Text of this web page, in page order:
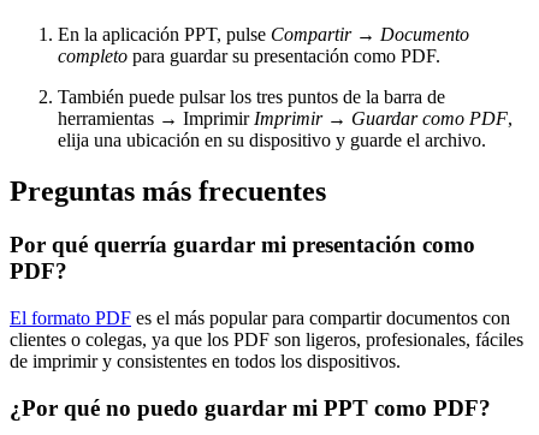
En la aplicación PPT, pulse Compartir → Documento
completo para guardar su presentación como PDF.
También puede pulsar los tres puntos de la barra de
herramientas → Imprimir Imprimir → Guardar como PDF,
elija una ubicación en su dispositivo y guarde el archivo.
Preguntas más frecuentes
Por qué querría guardar mi presentación como
PDF?
El formato PDF es el más popular para compartir documentos con
clientes o colegas, ya que los PDF son ligeros, profesionales, fáciles
de imprimir y consistentes en todos los dispositivos.
¿Por qué no puedo guardar mi PPT como PDF?